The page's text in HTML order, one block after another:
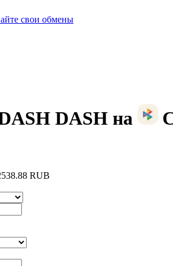
свои обмены
DASH на
RUB